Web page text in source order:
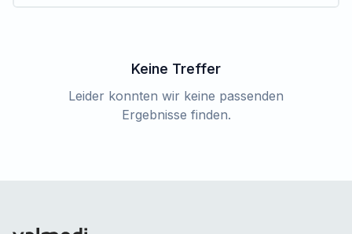
Keine Treffer
Leider konnten wir keine passenden
Ergebnisse finden.